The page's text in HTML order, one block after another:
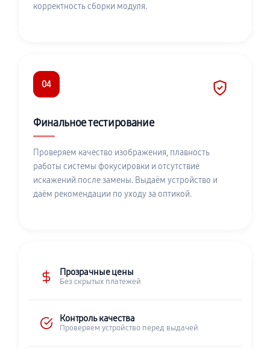
корректность сборки модуля.
04
Финальное тестирование
Проверяем качество изображения, плавность
работы системы фокусировки и отсутствие
искажений после замены. Выдаём устройство и
даём рекомендации по уходу за оптикой.
Прозрачные цены
Без скрытых платежей
Контроль качества
Проверяем устройство перед выдачей